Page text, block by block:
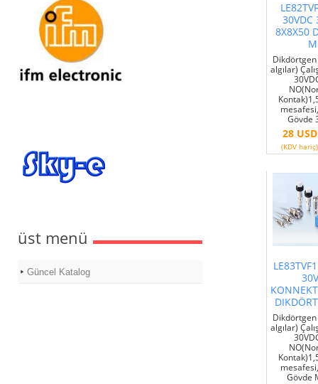
üst menü
Güncel Katalog
30VDC
8X8X50
algılar)
Gövde
28 USD
(KDV hariç)
algılar)
Gövde